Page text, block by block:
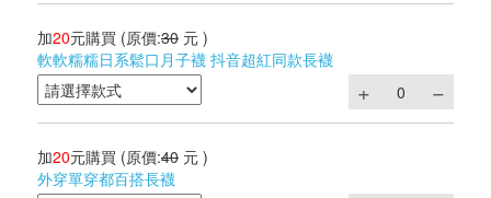
加20元購買 (原價:30 元 )
軟軟糯糯日系鬆口月子襪 抖音超紅同款長襪
加20元購買 (原價:40 元 )
外穿單穿都百搭長襪